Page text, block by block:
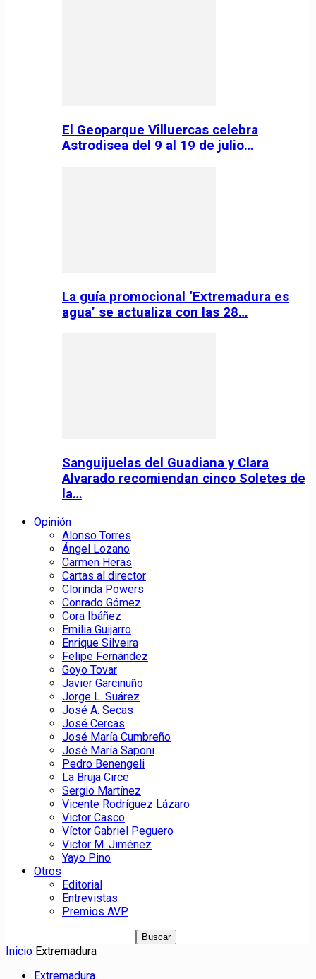
El Geoparque Villuercas celebra
Astrodisea del 9 al 19 de julio…
La guía promocional ‘Extremadura es
agua’ se actualiza con las 28…
Sanguijuelas del Guadiana y Clara
Alvarado recomiendan cinco Soletes de
la…
Opinión
Alonso Torres
Ángel Lozano
Carmen Heras
Cartas al director
Clorinda Powers
Conrado Gómez
Cora Ibáñez
Emilia Guijarro
Enrique Silveira
Felipe Fernández
Goyo Tovar
Javier Garcinuño
Jorge L. Suárez
José A. Secas
José Cercas
José María Cumbreño
José María Saponi
Pedro Benengeli
La Bruja Circe
Sergio Martínez
Vicente Rodríguez Lázaro
Victor Casco
Víctor Gabriel Peguero
Victor M. Jiménez
Yayo Pino
Otros
Editorial
Entrevistas
Premios AVP
Inicio Extremadura
Extremadura